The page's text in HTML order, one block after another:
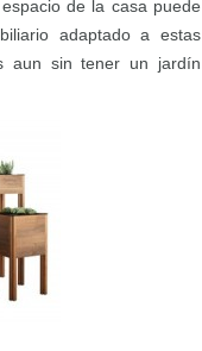
de la casa puede
adaptado a estas
aun sin tener un jardín